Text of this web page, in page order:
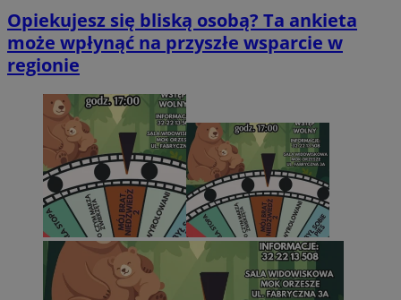
Opiekujesz się bliską osobą? Ta ankieta
może wpłynąć na przyszłe wsparcie w
regionie